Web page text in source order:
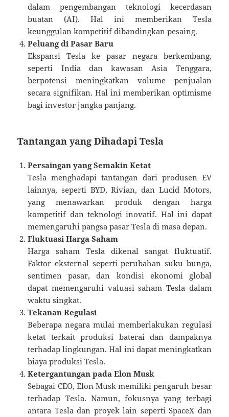
dalam pengembangan teknologi kecerdasan
buatan (AI). Hal ini memberikan Tesla
keunggulan kompetitif dibandingkan pesaing.
Peluang di Pasar Baru
Ekspansi Tesla ke pasar negara berkembang,
seperti India dan kawasan Asia Tenggara,
berpotensi meningkatkan volume penjualan
secara signifikan. Hal ini memberikan optimisme
bagi investor jangka panjang.
Tantangan yang Dihadapi Tesla
Persaingan yang Semakin Ketat
Tesla menghadapi tantangan dari produsen EV
lainnya, seperti BYD, Rivian, dan Lucid Motors,
yang menawarkan produk dengan harga
kompetitif dan teknologi inovatif. Hal ini dapat
memengaruhi pangsa pasar Tesla di masa depan.
Fluktuasi Harga Saham
Harga saham Tesla dikenal sangat fluktuatif.
Faktor eksternal seperti perubahan suku bunga,
sentimen pasar, dan kondisi ekonomi global
dapat memengaruhi valuasi saham Tesla dalam
waktu singkat.
Tekanan Regulasi
Beberapa negara mulai memberlakukan regulasi
ketat terkait produksi baterai dan dampaknya
terhadap lingkungan. Hal ini dapat meningkatkan
biaya produksi Tesla.
Ketergantungan pada Elon Musk
Sebagai CEO, Elon Musk memiliki pengaruh besar
terhadap Tesla. Namun, fokusnya yang terbagi
antara Tesla dan proyek lain seperti SpaceX dan